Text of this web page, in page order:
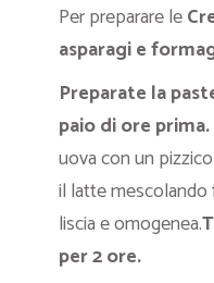
Per preparare le
asparagi e
Preparate la
paio di ore prima.
uova con un
il latte
liscia e omogenea.
per 2 ore.